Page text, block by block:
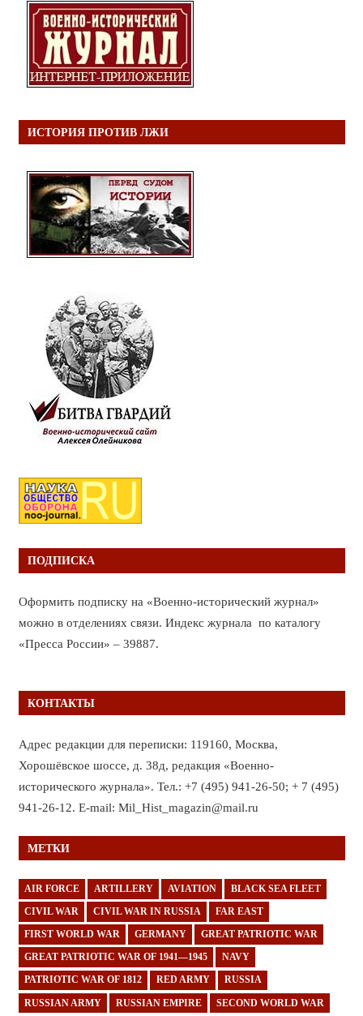
ИСТОРИЯ ПРОТИВ ЛЖИ
ПОДПИСКА
Оформить подписку на «Военно-исторический журнал»
можно в отделениях связи. Индекс журнала по каталогу
«Пресса России» – 39887.
КОНТАКТЫ
Адрес редакции для переписки: 119160, Москва,
Хорошёвское шоссе, д. 38д, редакция «Военно-
исторического журнала». Тел.: +7 (495) 941-26-50; + 7 (495)
941-26-12. E-mail: Mil_Hist_magazin@mail.ru
МЕТКИ
AIR FORCE ARTILLERY AVIATION BLACK SEA FLEET
CIVIL WAR CIVIL WAR IN RUSSIA FAR EAST
FIRST WORLD WAR GERMANY GREAT PATRIOTIC WAR
GREAT PATRIOTIC WAR OF 1941—1945 NAVY
PATRIOTIC WAR OF 1812 RED ARMY RUSSIA
RUSSIAN ARMY RUSSIAN EMPIRE SECOND WORLD WAR